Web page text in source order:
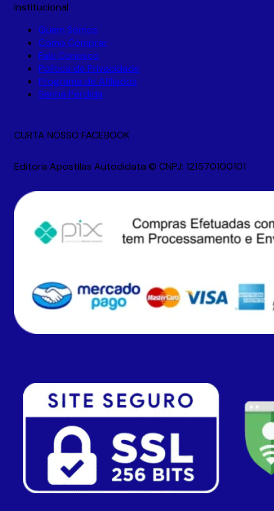
Institucional
Quem Somos
Como Comprar
Fale Conosco
Política de Privacidade
Programa de Afiliados
Senha Perdida
CURTA NOSSO FACEBOOK
Editora Apostilas Autodidata © CNPJ: 121570100101